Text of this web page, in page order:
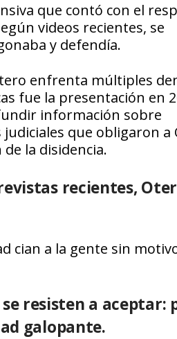
que contó con el
videos recientes, se
y defendía.
enfrenta múltiples
fue la presentación en
información sobre
que obligaron a
la disidencia.
recientes,
cian a la gente sin
resisten a aceptar:
galopante.